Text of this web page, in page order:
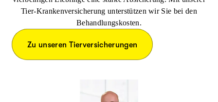
Tier-Krankenversicherung unterstützen wir Sie bei den
Behandlungskosten.
Zu unseren Tierversicherungen